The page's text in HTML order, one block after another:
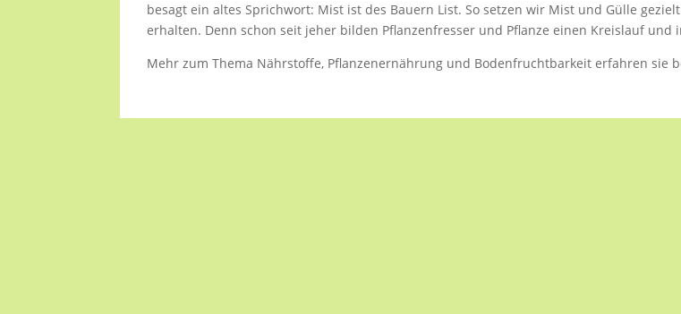
besagt ein altes Sprichwort: Mist ist des Bauern List. So setzen wir Mist und Gülle
erhalten. Denn schon seit jeher bilden Pflanzenfresser und Pflanze einen Kreislauf
Mehr zum Thema Nährstoffe, Pflanzenernährung und Bodenfruchtbarkeit erfahren sie